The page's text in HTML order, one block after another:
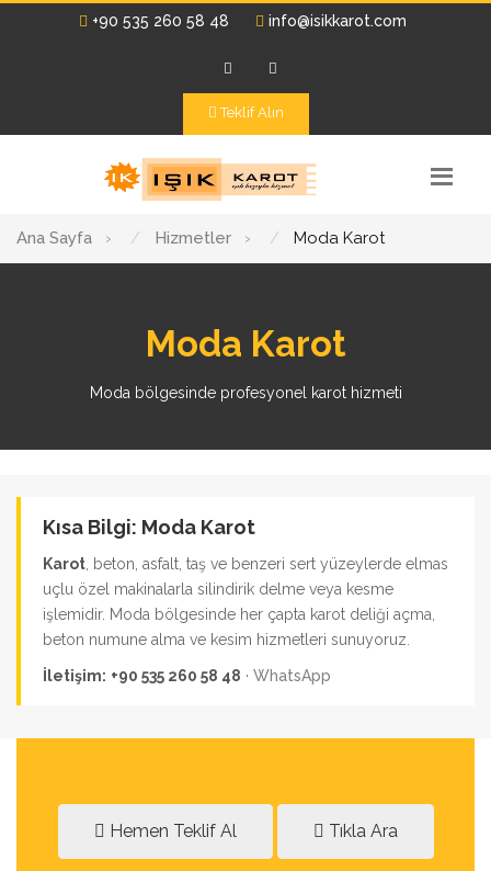
+90 535 260 58 48 info@isikkarot.com
Teklif Alın
Ana Sayfa › Hizmetler › Moda Karot
Moda Karot
Moda bölgesinde profesyonel karot hizmeti
Kısa Bilgi: Moda Karot
Karot , beton, asfalt, taş ve benzeri sert yüzeylerde elmas
uçlu özel makinalarla silindirik delme veya kesme
işlemidir. Moda bölgesinde her çapta karot deliği açma,
beton numune alma ve kesim hizmetleri sunuyoruz.
İletişim: +90 535 260 58 48 · WhatsApp
Hemen Teklif Al Tıkla Ara